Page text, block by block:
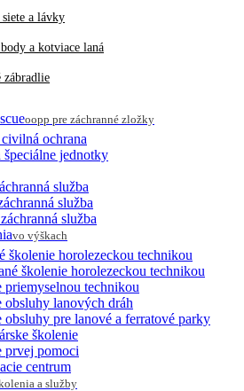
a lávky
a kotviace laná
zábradlie
oopp pre záchranné zložky
ochrana
špeciálne jednotky
služba
služba
služba
vo výškach
školenie horolezeckou technikou
školenie horolezeckou technikou
priemyselnou technikou
obsluhy lanových dráh
obsluhy pre lanové a ferratové parky
školenie
prvej pomoci
centrum
a služby